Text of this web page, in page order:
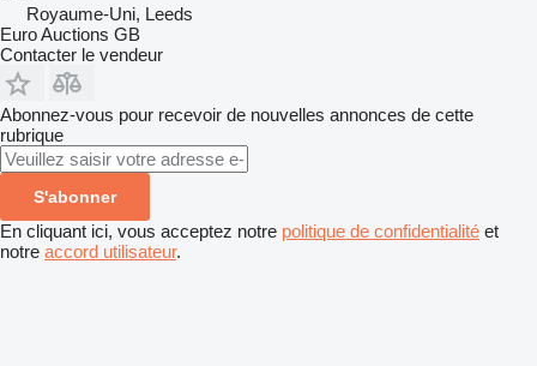
Royaume-Uni, Leeds
Euro Auctions GB
Contacter le vendeur
Abonnez-vous pour recevoir de nouvelles annonces de cette
rubrique
S'abonner
En cliquant ici, vous acceptez notre politique de confidentialité et
notre accord utilisateur.